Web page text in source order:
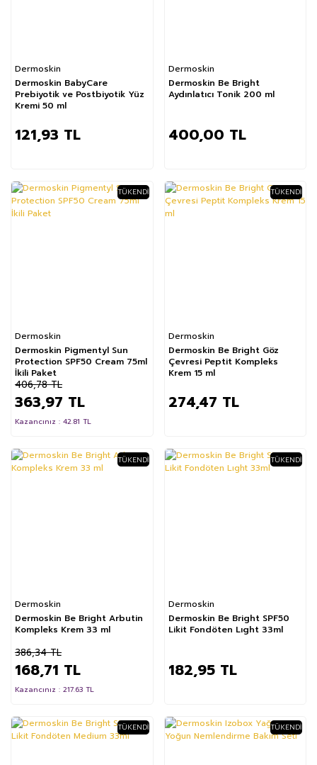
Dermoskin
Dermoskin BabyCare
Prebiyotik ve Postbiyotik Yüz
Kremi 50 ml
121,93 TL
Dermoskin
Dermoskin Be Bright
Aydınlatıcı Tonik 200 ml
400,00 TL
%11 TÜKENDI
Dermoskin
Dermoskin Pigmentyl Sun
Protection SPF50 Cream 75ml
İkili Paket
363,97 TL
406,78 TL
Kazancınız : 42.81 TL
TÜKENDI
Dermoskin
Dermoskin Be Bright Göz
Çevresi Peptit Kompleks
Krem 15 ml
274,47 TL
%56 TÜKENDI
Dermoskin
Dermoskin Be Bright Arbutin
Kompleks Krem 33 ml
168,71 TL
386,34 TL
Kazancınız : 217.63 TL
TÜKENDI
Dermoskin
Dermoskin Be Bright SPF50
Likit Fondöten Lıght 33ml
182,95 TL
TÜKENDI TÜKENDI